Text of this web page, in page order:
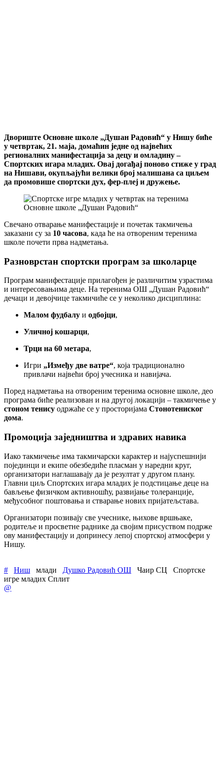
Двориште Основне школе „Душан Радовић“ у Нишу биће
у четвртак, 21. маја, домаћин једне од највећих
регионалних манифестација за децу и омладину –
Спортских игара младих. Овај догађај поново стиже у град
на Нишави, окупљајући велики број малишана са циљем
да промовише спортски дух, фер-плеј и дружење.
Свечано отварање манифестације и почетак такмичења
заказани су за 10 часова, када ће на отвореним теренима
школе почети прва надметања.
Разноврстан спортски програм за школарце
Програм манифестације прилагођен је различитим узрастима
и интересовањима деце. На теренима ОШ „Душан Радовић“
дечаци и девојчице такмичиће се у неколико дисциплина:
Малом фудбалу и одбојци,
Уличној кошарци,
Трци на 60 метара,
Игри „Између две ватре“, која традиционално
привлачи највећи број учесника и навијача.
Поред надметања на отвореним теренима основне школе, део
програма биће реализован и на другој локацији – такмичење у
стоном тенису одржаће се у просторијама Стонотениског
дома.
Промоција заједништва и здравих навика
Иако такмичење има такмичарски карактер и најуспешнији
појединци и екипе обезбедиће пласман у наредни круг,
организатори наглашавају да је резултат у другом плану.
Главни циљ Спортских игара младих је подстицање деце на
бављење физичком активношћу, развијање толеранције,
међусобног поштовања и стварање нових пријатељстава.
Организатори позивају све учеснике, њихове вршњаке,
родитеље и просветне раднике да својим присуством подрже
ову манифестацију и допринесу лепој спортској атмосфери у
Нишу.
# Ниш млади Душко Радовић ОШ Чаир СЦ
Спортске
игре младих Сплит
@